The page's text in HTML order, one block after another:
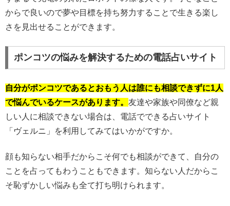
からで良いので夢や目標を持ち努力することで生きる楽し
さを見出せることができます。
ポンコツの悩みを解決するための電話占いサイト
自分がポンコツであるとおもう人は誰にも相談できずに1人
で悩んでいるケースがあります。 友達や家族や同僚など親
しい人に相談できない場合は、電話でできる占いサイト
「ヴェルニ」を利用してみてはいかがですか。
顔も知らない相手だからこそ何でも相談ができて、自分の
ことを占ってもわうこともできます。知らない人だからこ
そ恥ずかしい悩みも全て打ち明けられます。